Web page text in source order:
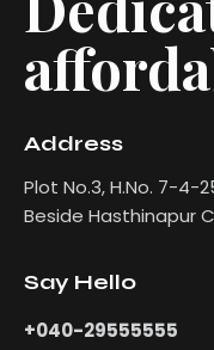
Address
Plot No.3, H.No. 7-4-
Beside Hasthinapur
Say Hello
+040-29555555